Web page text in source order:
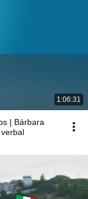
1:06:31
| Bárbara